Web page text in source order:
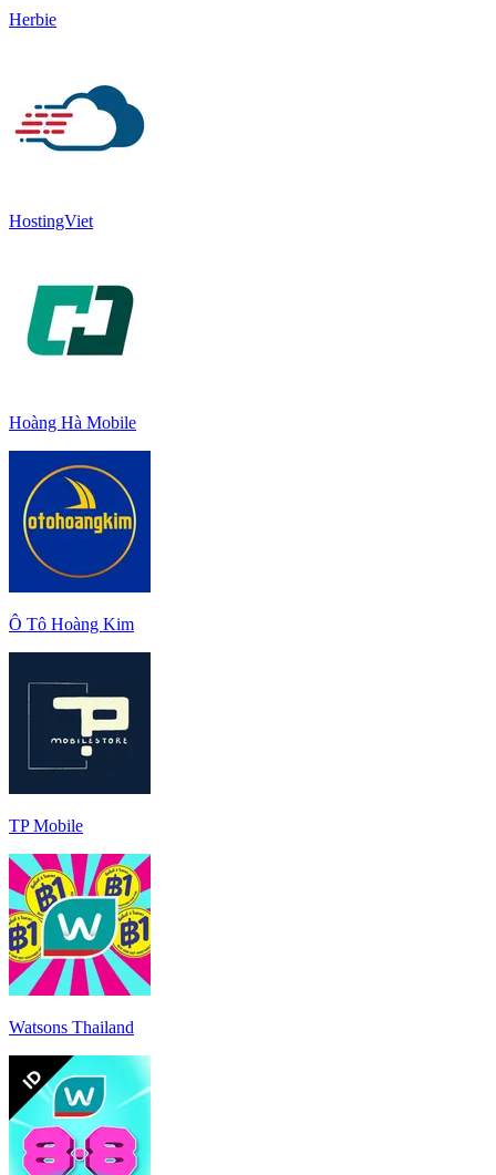
Herbie
HostingViet
Hoàng Hà Mobile
Ô Tô Hoàng Kim
TP Mobile
Watsons Thailand